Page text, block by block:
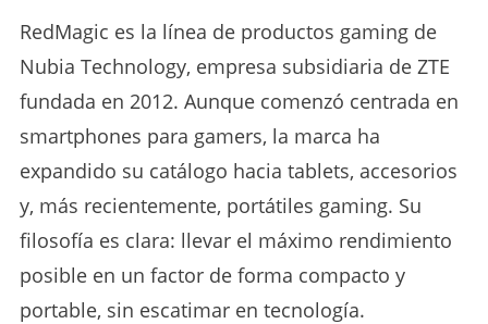
RedMagic es la línea de productos gaming de
Nubia Technology, empresa subsidiaria de ZTE
fundada en 2012. Aunque comenzó centrada en
smartphones para gamers, la marca ha
expandido su catálogo hacia tablets, accesorios
y, más recientemente, portátiles gaming. Su
filosofía es clara: llevar el máximo rendimiento
posible en un factor de forma compacto y
portable, sin escatimar en tecnología.